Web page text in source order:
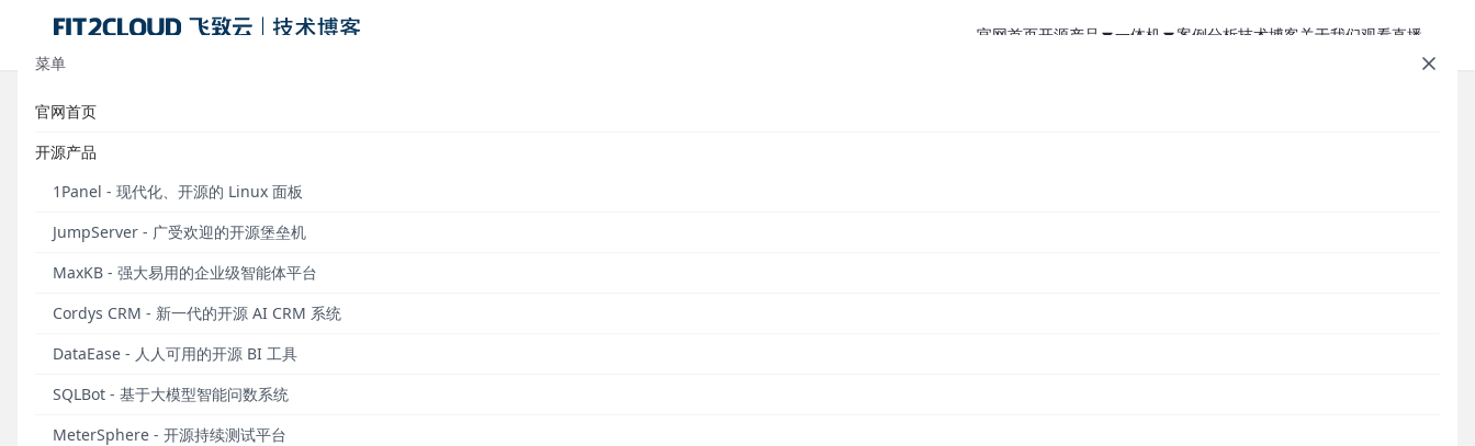
官网首页开源产品
一体机
案例分析技术博客关于我们观看直播
菜单
官网首页
开源产品
1Panel - 现代化、开源的 Linux 面板
JumpServer - 广受欢迎的开源堡垒机
MaxKB - 强大易用的企业级智能体平台
Cordys CRM - 新一代的开源 AI CRM 系统
DataEase - 人人可用的开源 BI 工具
SQLBot - 基于大模型智能问数系统
MeterSphere - 开源持续测试平台
1Panel应用推荐：Screego开源屏幕共享工具
发布于 2024年07月27日
github.com/1Panel-dev/1Panel
式，帮助用户简化建站与运维管理流程。为了方便广大用户快捷安装部署相关软件应用，1Panel特别开通应用商店，精选
各类高质量的开源工具和应用软件，为用户的应用安装与升级操作提供便利。
目前，1Panel应用商店已经上架了超过100款精品软件并且定期更新维护，基本涵盖了大部分用户的基本装机需求。自
2024年1月起，1Panel开源项目组特别开设“应用推荐”专栏，为大家推荐1Panel应用商店中的宝藏开源软件。
本期推荐应用